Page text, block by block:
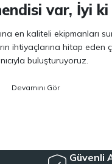
var, İyi ki
en kaliteli ekipmanları
ihtiyaçlarına hitap
buluşturuyoruz.
ve Ryuji gibi lider
atmasınıGüvenli